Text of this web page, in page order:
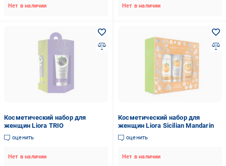
Нет в наличии Нет в наличии
Косметический набор для
женщин Liora TRIO
оценить
Нет в наличии
Косметический набор для
женщин Liora Sicilian Mandarin
оценить
Нет в наличии